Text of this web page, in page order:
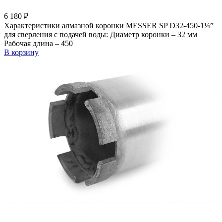
6 180 ₽
Характеристики алмазной коронки MESSER SP D32-450-1¼”
для сверления с подачей воды: Диаметр коронки – 32 мм
Рабочая длина – 450
В корзину